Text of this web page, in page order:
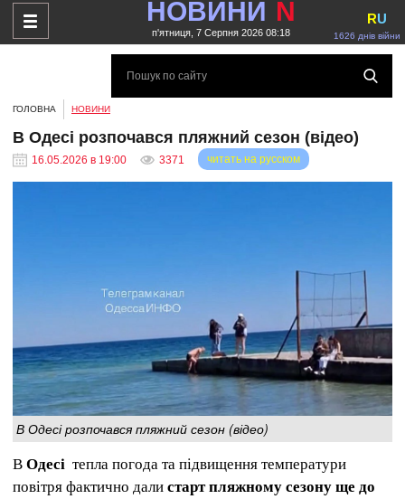
НОВИНИ N
п'ятниця, 7 Серпня 2026 08:18 1626 днів війни
RU
ГОЛОВНА НОВИНИ
В Одесі розпочався пляжний сезон (відео)
16.05.2026 в 19:00 3371 читать на русском
В Одесі розпочався пляжний сезон (відео)
В Одесі тепла погода та підвищення температури
повітря фактично дали старт пляжному сезону ще до